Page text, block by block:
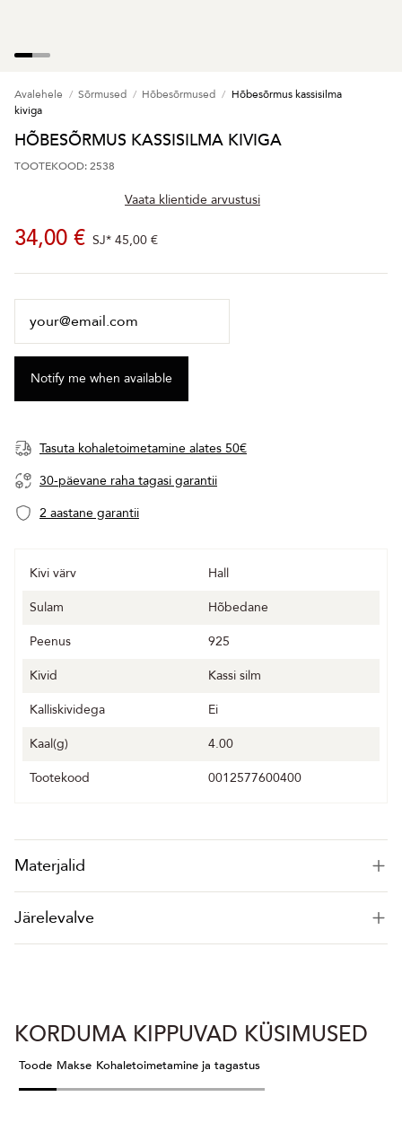
Avalehele Sõrmused Hõbesõrmused
Hõbesõrmus kassisilma
kiviga
HÕBESÕRMUS KASSISILMA KIVIGA
TOOTEKOOD: 2538
Vaata klientide arvustusi
34,00 € SJ* 45,00 €
Tasuta kohaletoimetamine alates 50€
30-päevane raha tagasi garantii
2 aastane garantii
Kivi värv
Hall
Sulam
Hõbedane
Peenus
925
Kivid
Kassi silm
Kalliskividega
Ei
Kaal(g)
4.00
Tootekood
0012577600400
Materjalid
Järelevalve
KORDUMA KIPPUVAD KÜSIMUSED
Toode Makse Kohaletoimetamine ja tagastus